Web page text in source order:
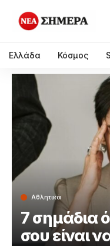
Ελλάδα Κόσμος
Αθλητικά
7 σημάδια
σου είναι